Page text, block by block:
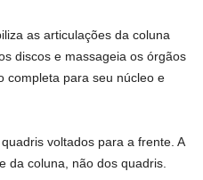
as articulações da coluna
discos e massageia os órgãos
completa para seu núcleo e
voltados para a frente. A
da coluna, não dos quadris.